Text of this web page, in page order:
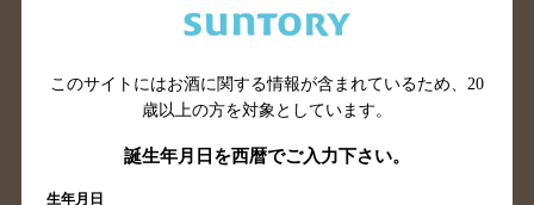
北海道のバー検索
青森県のバー検索
秋田県のバー検索
山形県のバー検索
栃木県のバー検索
群馬県のバー検索
このサイトにはお酒に関する情報が含まれているため、 20
歳以上の方を対象としています。
誕生年月日を西暦でご入力下さい。
生年月日